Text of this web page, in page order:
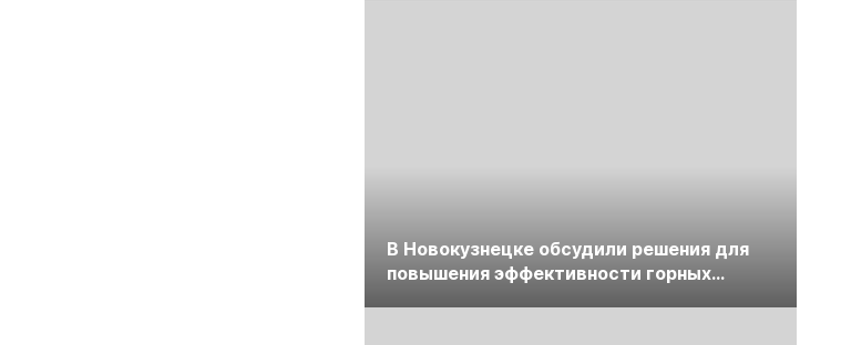
В Новокузнецке обсудили решения для
повышения эффективности горных